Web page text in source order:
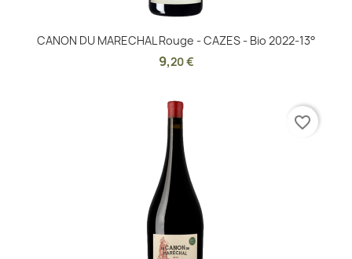
CANON DU MARECHAL Rouge - CAZES - Bio 2022-13°
9,20 €
favorite_border